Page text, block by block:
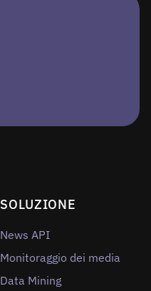
SOLUZIONE
News API
Monitoraggio dei media
Data Mining